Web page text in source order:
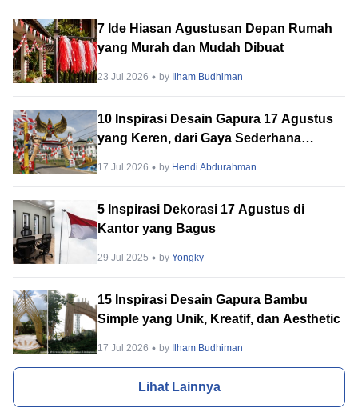
7 Ide Hiasan Agustusan Depan Rumah
yang Murah dan Mudah Dibuat
23 Jul 2026 by Ilham Budhiman
10 Inspirasi Desain Gapura 17 Agustus
yang Keren, dari Gaya Sederhana
17 Jul 2026 by Hendi Abdurahman
5 Inspirasi Dekorasi 17 Agustus di
Kantor yang Bagus
29 Jul 2025 byYongky
15 Inspirasi Desain Gapura Bambu
Simple yang Unik, Kreatif, dan Aesthetic
17 Jul 2026 by Ilham Budhiman
Lihat Lainnya